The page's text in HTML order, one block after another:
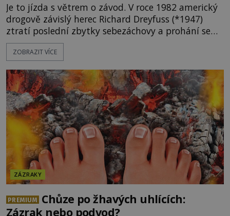
Je to jízda s větrem o závod. V roce 1982 americký
drogově závislý herec Richard Dreyfuss (*1947)
ztratí poslední zbytky sebezáchovy a prohání se
po silnicích ve svém mercedesu jako utržený ze
řetězu. Vše vyvrcholí katastrofou, když to Dreyfuss
následně nalezne schovaný kokain. Tímto
momentem se slavnému
ZOBRAZIT VÍCE
ZÁZRAKY
PREMIUM
Chůze po žhavých uhlících:
Zázrak nebo podvod?